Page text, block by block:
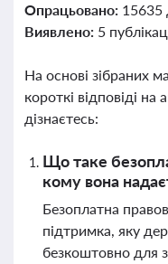
Опрацьовано: 15635
Виявлено: 5
На основі зібраних
короткі відповіді на
дізнаєтесь:
Що таке
кому вона
Безоплатна
підтримка, яку
безкоштовно для